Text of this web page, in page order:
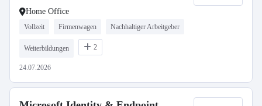
Home Office
Vollzeit Firmenwagen Nachhaltiger Arbeitgeber
Weiterbildungen 2
24.07.2026